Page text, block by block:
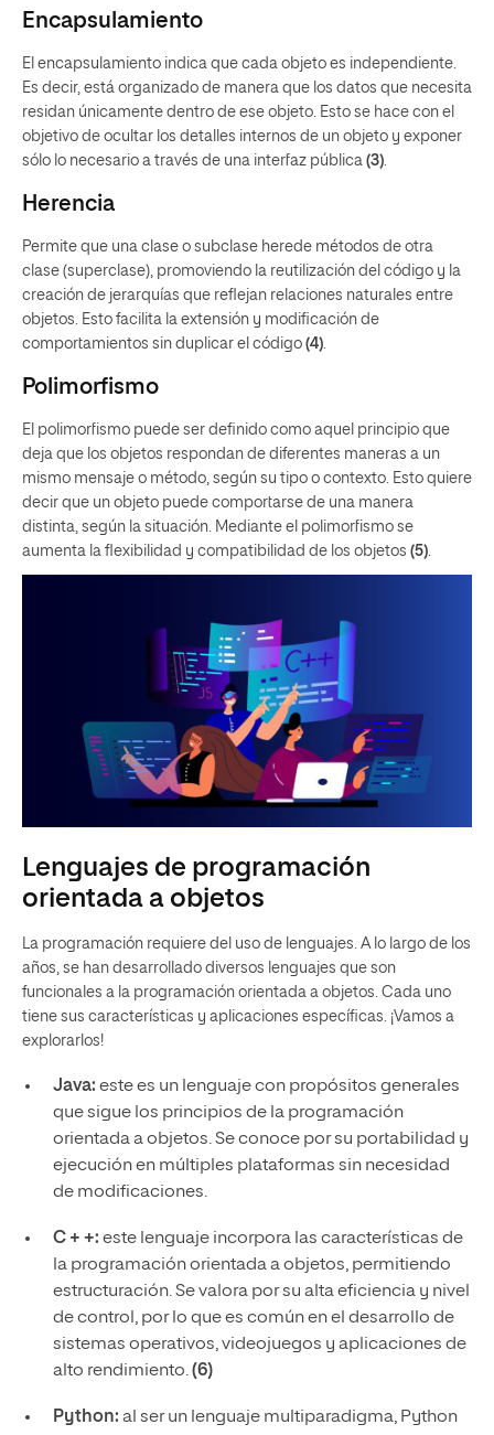
Encapsulamiento
El encapsulamiento indica que cada objeto es independiente.
Es decir, está organizado de manera que los datos que necesita
residan únicamente dentro de ese objeto. Esto se hace con el
objetivo de ocultar los detalles internos de un objeto y exponer
sólo lo necesario a través de una interfaz pública (3)
Herencia
Permite que una clase o subclase herede métodos de otra
clase (superclase), promoviendo la reutilización del código y la
creación de jerarquías que reflejan relaciones naturales entre
objetos. Esto facilita la extensión y modificación de
comportamientos sin duplicar el código (4)
Polimorfismo
El polimorfismo puede ser definido como aquel principio que
deja que los objetos respondan de diferentes maneras a un
mismo mensaje o método, según su tipo o contexto. Esto quiere
decir que un objeto puede comportarse de una manera
distinta, según la situación. Mediante el polimorfismo se
aumenta la flexibilidad y compatibilidad de los objetos (5)
Lenguajes de programación
orientada a objetos
La programación requiere del uso de lenguajes. A lo largo de los
años, se han desarrollado diversos lenguajes que son
funcionales a la programación orientada a objetos. Cada uno
tiene sus características y aplicaciones específicas. ¡Vamos a
explorarlos!
Java: este es un lenguaje con propósitos generales
que sigue los principios de la programación
orientada a objetos. Se conoce por su portabilidad y
ejecución en múltiples plataformas sin necesidad
de modificaciones.
C + +: este lenguaje incorpora las características de
la programación orientada a objetos, permitiendo
estructuración. Se valora por su alta eficiencia y nivel
de control, por lo que es común en el desarrollo de
sistemas operativos, videojuegos y aplicaciones de
alto rendimiento.(6)
Python: al ser un lenguaje multiparadigma, Python